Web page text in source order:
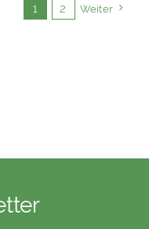
1 2 Weiter